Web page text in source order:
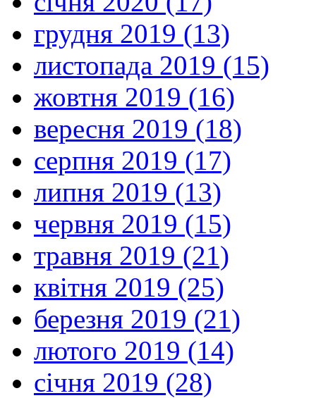
грудня 2019 (13)
листопада 2019 (15)
жовтня 2019 (16)
вересня 2019 (18)
серпня 2019 (17)
липня 2019 (13)
червня 2019 (15)
травня 2019 (21)
квітня 2019 (25)
березня 2019 (21)
лютого 2019 (14)
січня 2019 (28)